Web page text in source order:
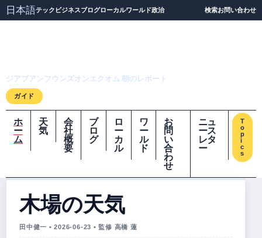
日本語テック ビジネスブログローカルワールド政治 検索お問い合わせ
ジアプアンフウンズオンエクオム 朝のレポート
ガイド
ホ
ー
ム
天
気
会
社
概
要
ブ
ロ
グ
ロ
ー
カ
ル
ワ
ー
ル
ド
お
問
い
合
わ
せ
ニュ
ース
レタ
ー
T
o
p
i
c
s
木場の天気
田中健一 • 2026-06-23 • 監修 高橋 蓮